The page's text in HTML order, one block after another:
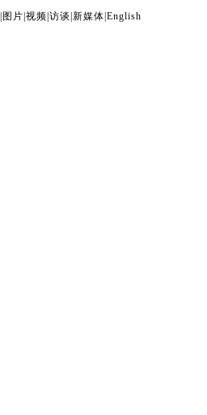
图片 视频 访谈 新媒体 English